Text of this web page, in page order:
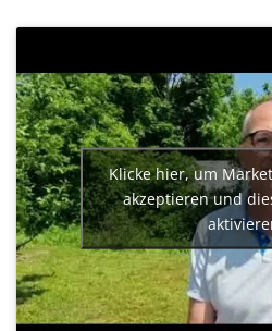
Klicke hier, um
akzeptieren und